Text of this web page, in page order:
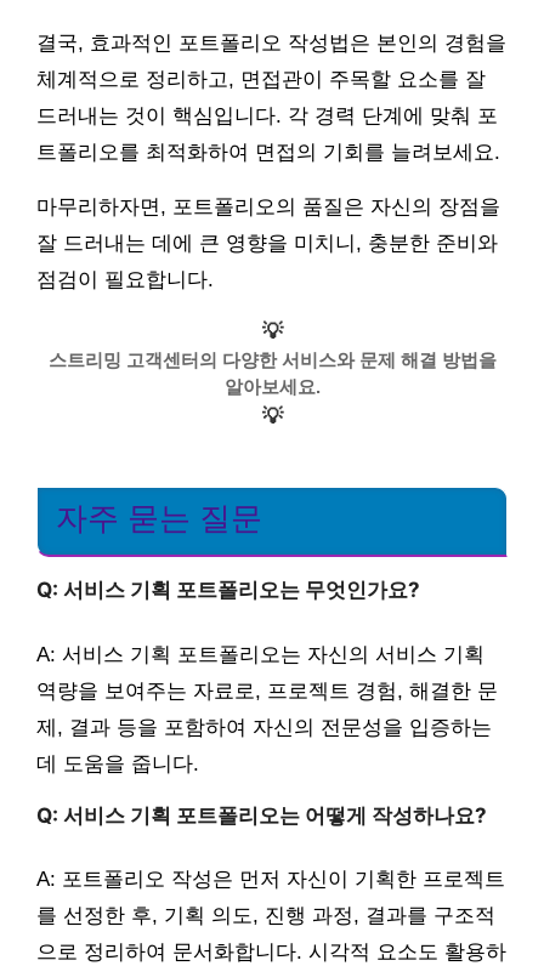
결국, 효과적인 포트폴리오 작성법은 본인의 경험을
체계적으로 정리하고, 면접관이 주목할 요소를 잘
드러내는 것이 핵심입니다. 각 경력 단계에 맞춰 포
트폴리오를 최적화하여 면접의 기회를 늘려보세요.
마무리하자면, 포트폴리오의 품질은 자신의 장점을
잘 드러내는 데에 큰 영향을 미치니, 충분한 준비와
점검이 필요합니다.
💡
스트리밍 고객센터의 다양한 서비스와 문제 해결 방법을
알아보세요.
💡
자주 묻는 질문
Q: 서비스 기획 포트폴리오는 무엇인가요?
A: 서비스 기획 포트폴리오는 자신의 서비스 기획
역량을 보여주는 자료로, 프로젝트 경험, 해결한 문
제, 결과 등을 포함하여 자신의 전문성을 입증하는
데 도움을 줍니다.
Q: 서비스 기획 포트폴리오는 어떻게 작성하나요?
A: 포트폴리오 작성은 먼저 자신이 기획한 프로젝트
를 선정한 후, 기획 의도, 진행 과정, 결과를 구조적
으로 정리하여 문서화합니다. 시각적 요소도 활용하